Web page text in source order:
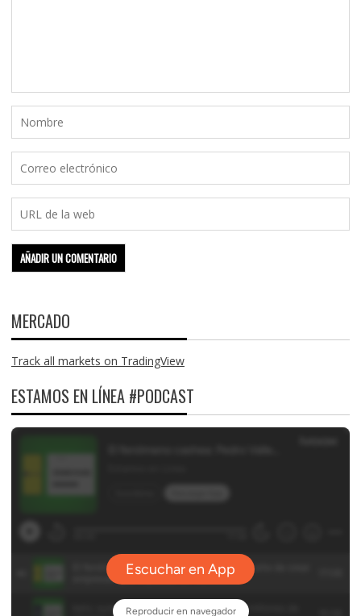
MERCADO
Track all markets on TradingView
ESTAMOS EN LÍNEA #PODCAST